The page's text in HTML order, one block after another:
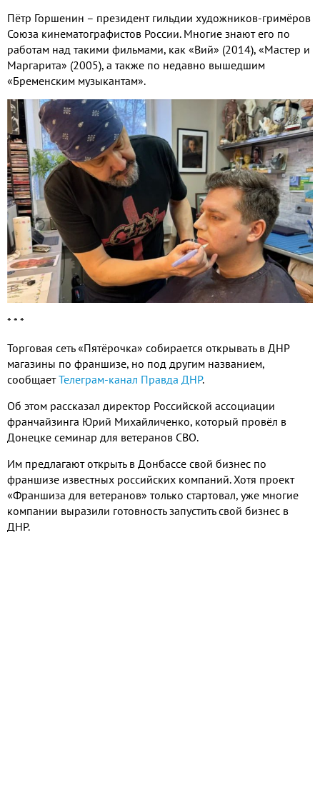
Пётр Горшенин – президент гильдии художников-гримёров
Союза кинематографистов России. Многие знают его по
работам над такими фильмами, как «Вий» (2014), «Мастер и
Маргарита» (2005), а также по недавно вышедшим
«Бременским музыкантам».
* * *
Торговая сеть «Пятёрочка» собирается открывать в ДНР
магазины по франшизе, но под другим названием,
сообщаетТелеграм-канал Правда ДНР.
Об этом рассказал директор Российской ассоциации
франчайзинга Юрий Михайличенко, который провёл в
Донецке семинар для ветеранов СВО.
Им предлагают открыть в Донбассе свой бизнес по
франшизе известных российских компаний. Хотя проект
«Франшиза для ветеранов» только стартовал, уже многие
компании выразили готовность запустить свой бизнес в
ДНР.